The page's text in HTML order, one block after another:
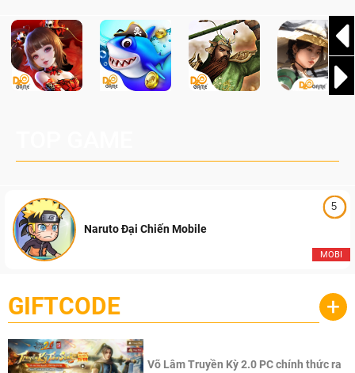
5
MOBI
Naruto Đại Chiến Mobile
GIFTCODE +
Võ Lâm Truyền Kỳ 2.0 PC chính thức ra